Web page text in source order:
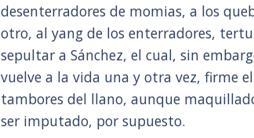
desenterradores de momias, a los
otro, al yang de los enterradores,
sepultar a Sánchez, el cual, sin
vuelve a la vida una y otra vez, firme
tambores del llano, aunque
ser imputado, por supuesto.